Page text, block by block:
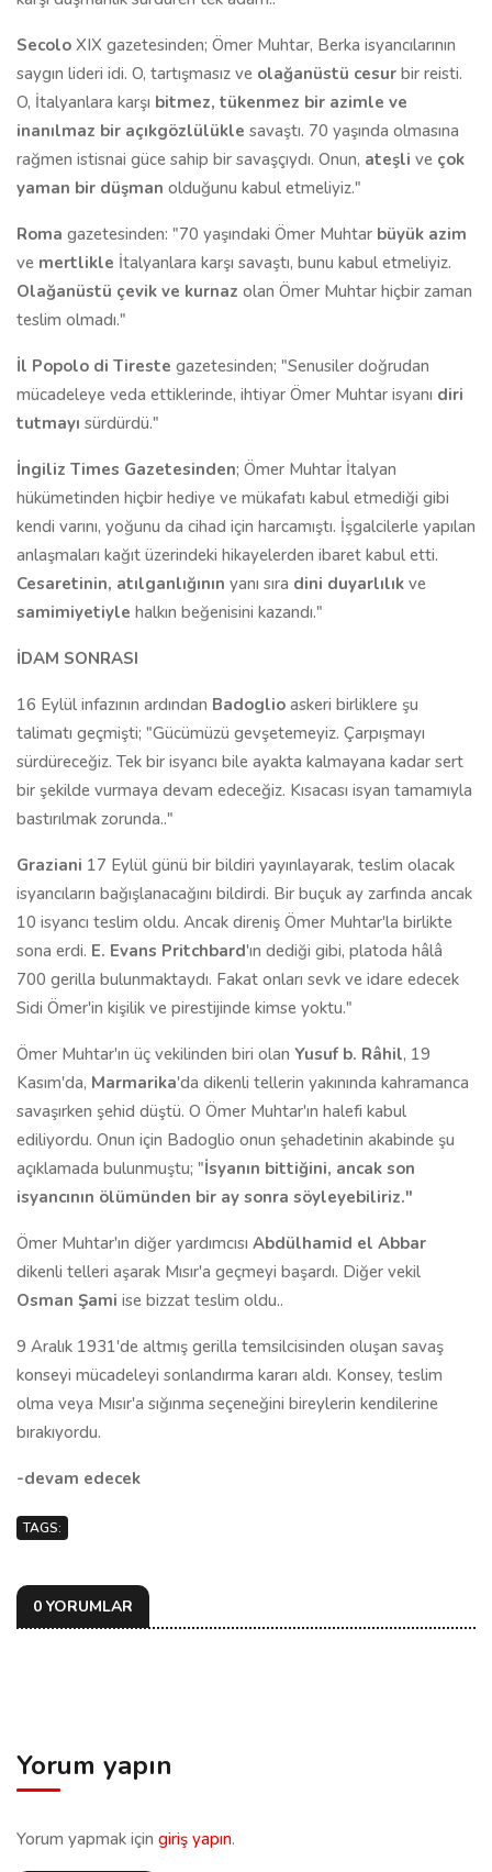
Secolo XIX gazetesinden; Ömer Muhtar, Berka isyancılarının
saygın lideri idi. O, tartışmasız ve olağanüstü cesur bir reisti.
O, İtalyanlara karşı bitmez, tükenmez bir azimle ve
inanılmaz bir açıkgözlülükle savaştı. 70 yaşında olmasına
rağmen istisnai güce sahip bir savaşçıydı. Onun, ateşli ve çok
yaman bir düşman olduğunu kabul etmeliyiz."
Roma gazetesinden: "70 yaşındaki Ömer Muhtar büyük azim
ve mertlikle İtalyanlara karşı savaştı, bunu kabul etmeliyiz.
Olağanüstü çevik ve kurnaz olan Ömer Muhtar hiçbir zaman
teslim olmadı."
İl Popolo di Tireste gazetesinden; "Senusiler doğrudan
mücadeleye veda ettiklerinde, ihtiyar Ömer Muhtar isyanı diri
tutmayı sürdürdü."
İngiliz Times Gazetesinden; Ömer Muhtar İtalyan
hükümetinden hiçbir hediye ve mükafatı kabul etmediği gibi
kendi varını, yoğunu da cihad için harcamıştı. İşgalcilerle yapılan
anlaşmaları kağıt üzerindeki hikayelerden ibaret kabul etti.
Cesaretinin, atılganlığının yanı sıra dini duyarlılık ve
samimiyetiyle halkın beğenisini kazandı."
İDAM SONRASI
16 Eylül infazının ardından Badoglio askeri birliklere şu
talimatı geçmişti; "Gücümüzü gevşetemeyiz. Çarpışmayı
sürdüreceğiz. Tek bir isyancı bile ayakta kalmayana kadar sert
bir şekilde vurmaya devam edeceğiz. Kısacası isyan tamamıyla
bastırılmak zorunda.."
Graziani 17 Eylül günü bir bildiri yayınlayarak, teslim olacak
isyancıların bağışlanacağını bildirdi. Bir buçuk ay zarfında ancak
10 isyancı teslim oldu. Ancak direniş Ömer Muhtar'la birlikte
sona erdi. E. Evans Pritchbard'ın dediği gibi, platoda hâlâ
700 gerilla bulunmaktaydı. Fakat onları sevk ve idare edecek
Sidi Ömer'in kişilik ve pirestijinde kimse yoktu."
Ömer Muhtar'ın üç vekilinden biri olan Yusuf b. Râhil, 19
Kasım'da, Marmarika'da dikenli tellerin yakınında kahramanca
savaşırken şehid düştü. O Ömer Muhtar'ın halefi kabul
ediliyordu. Onun için Badoglio onun şehadetinin akabinde şu
açıklamada bulunmuştu; "İsyanın bittiğini, ancak son
isyancının ölümünden bir ay sonra söyleyebiliriz."
Ömer Muhtar'ın diğer yardımcısı Abdülhamid el Abbar
dikenli telleri aşarak Mısır'a geçmeyi başardı. Diğer vekil
Osman Şami ise bizzat teslim oldu..
9 Aralık 1931'de altmış gerilla temsilcisinden oluşan savaş
konseyi mücadeleyi sonlandırma kararı aldı. Konsey, teslim
olma veya Mısır'a sığınma seçeneğini bireylerin kendilerine
bırakıyordu.
-devam edecek
TAGS:
0 YORUMLAR
Yorum yapın
Yorum yapmak için giriş yapın.